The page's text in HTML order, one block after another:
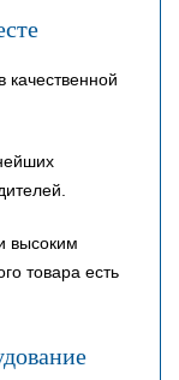
высоким
товара есть